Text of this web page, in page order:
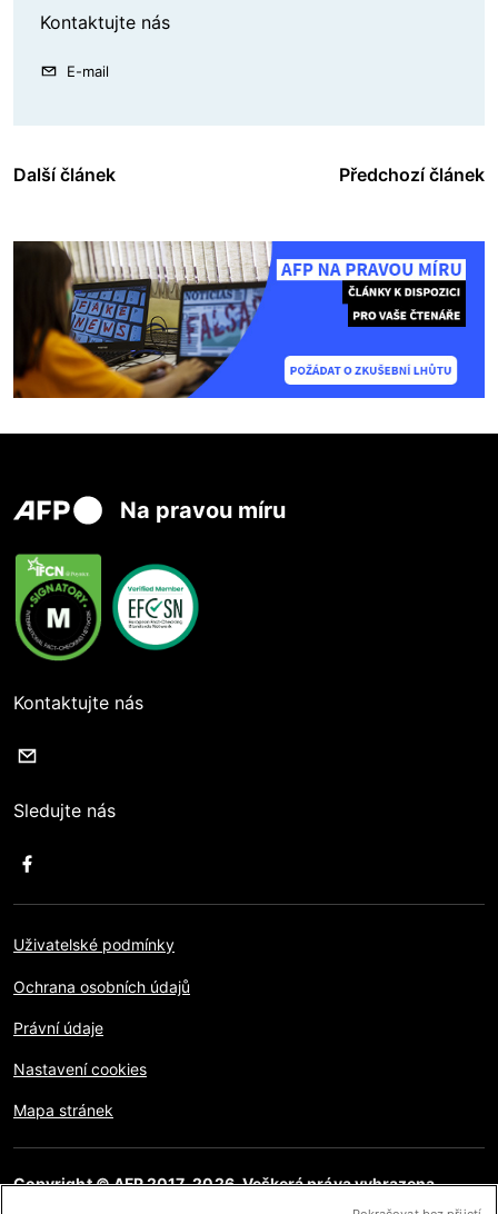
Kontaktujte nás
E-mail
Další článek Předchozí článek
Na pravou míru
Kontaktujte nás
Sledujte nás
Uživatelské podmínky
Ochrana osobních údajů
Právní údaje
Nastavení cookies
Mapa stránek
Copyright © AFP 2017-2026. Veškerá práva vyhrazena.